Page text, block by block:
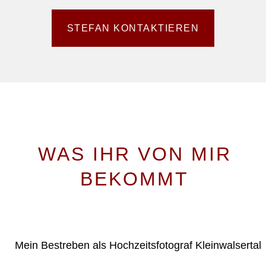
STEFAN KONTAKTIEREN
WAS IHR VON MIR
BEKOMMT
Mein Bestreben als Hochzeitsfotograf Kleinwalsertal